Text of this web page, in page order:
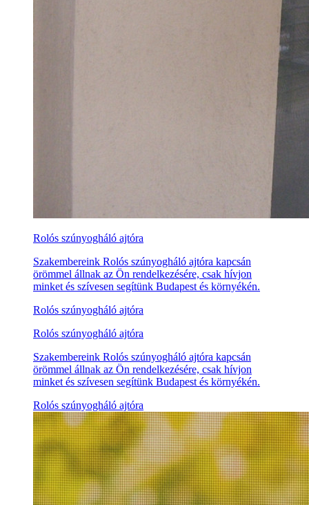
Rolós szúnyogháló ajtóra
Szakembereink Rolós szúnyogháló ajtóra kapcsán
örömmel állnak az Ön rendelkezésére, csak hívjon
minket és szívesen segítünk Budapest és környékén.
Rolós szúnyogháló ajtóra
Rolós szúnyogháló ajtóra
Szakembereink Rolós szúnyogháló ajtóra kapcsán
örömmel állnak az Ön rendelkezésére, csak hívjon
minket és szívesen segítünk Budapest és környékén.
Rolós szúnyogháló ajtóra